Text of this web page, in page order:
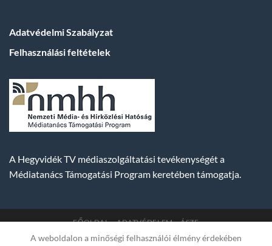
Adatvédelmi Szabályzat
Felhasználási feltételek
A Hegyvidék TV médiaszolgáltatási tevékenységét a
Médiatanács Támogatási Program keretében támogatja.
FŐOLDAL ADATVÉDELEM ÁSZF
Copyright 2007-2026 © BUDA TV | Hegyvidék Média
A weboldalon a minőségi felhasználói élmény érdekében